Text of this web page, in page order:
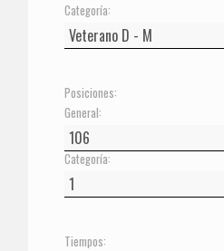
Categoría:
Posiciones:
General:
Categoría:
Tiempos: